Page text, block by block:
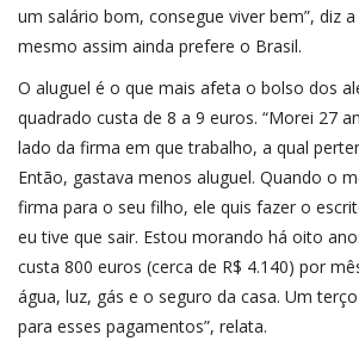
um salário bom, consegue viver bem”, diz
mesmo assim ainda prefere o Brasil.
O aluguel é o que mais afeta o bolso dos
quadrado custa de 8 a 9 euros. “Morei 27
lado da firma em que trabalho, a qual
Então, gastava menos aluguel. Quando o
firma para o seu filho, ele quis fazer o
eu tive que sair. Estou morando há oito
custa 800 euros (cerca de R$ 4.140) por
água, luz, gás e o seguro da casa. Um
para esses pagamentos”, relata.